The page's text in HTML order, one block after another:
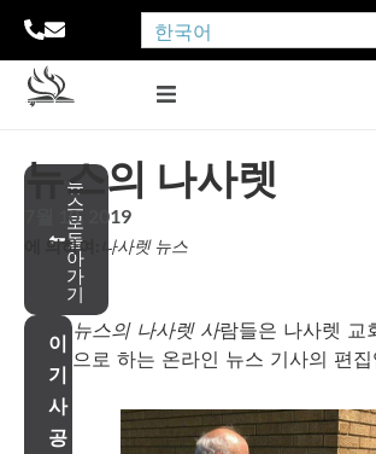
한국어
뉴
스
로
돌
아
가
기
뉴스의 나사렛
7월 10, 2019
에 의하여: 나사렛 뉴스
이
기
사
공
뉴스의 나사렛 사람들은 나사렛 교
으로 하는 온라인 뉴스 기사의 편집